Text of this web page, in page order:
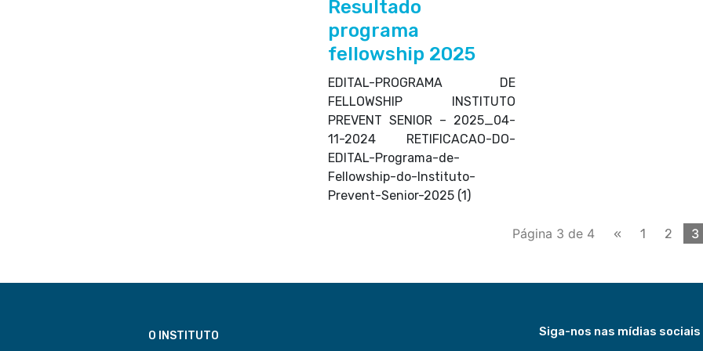
Resultado
programa
fellowship 2025
EDITAL-PROGRAMA DE
FELLOWSHIP INSTITUTO
PREVENT SENIOR – 2025_04-
11-2024 RETIFICACAO-DO-
EDITAL-Programa-de-
Fellowship-do-Instituto-
Prevent-Senior-2025 (1)
Página 3 de 4 « 1 2 3
O INSTITUTO Siga-nos nas mídias sociais